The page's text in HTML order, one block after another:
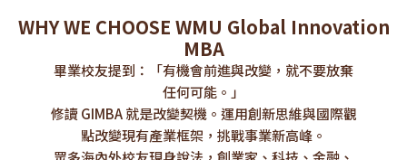
WHY WE CHOOSE WMU Global Innovation
MBA
畢業校友提到：「有機會前進與改變，就不要放棄
任何可能。」
修讀 GIMBA 就是改變契機。運用創新思維與國際觀
點改變現有產業框架，挑戰事業新高峰。